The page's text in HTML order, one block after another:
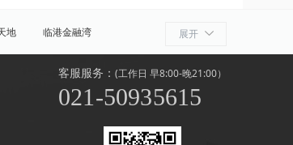
展开
地
临港金融湾
客服服务： (工作日 早8:00-晚21:00）
021-50935615